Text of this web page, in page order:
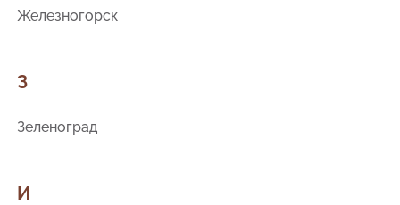
Железногорск
З
Зеленоград
И